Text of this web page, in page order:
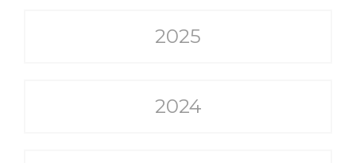
2025
2024